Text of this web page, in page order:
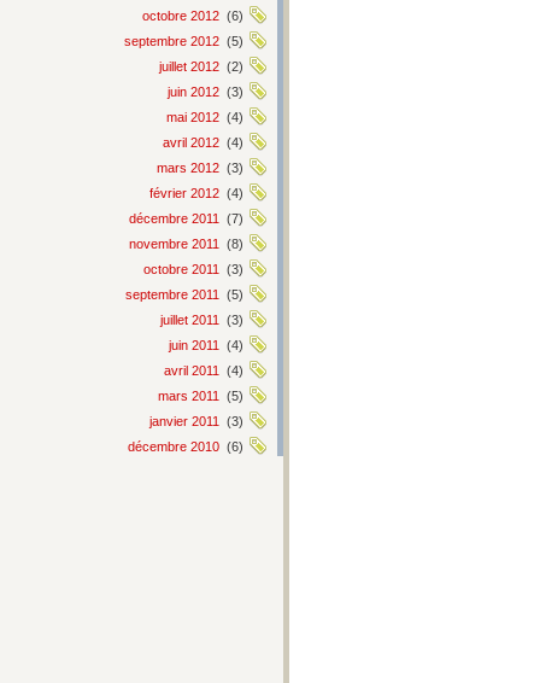
octobre 2012 (6)
septembre 2012 (5)
juillet 2012 (2)
juin 2012 (3)
mai 2012 (4)
avril 2012 (4)
mars 2012 (3)
février 2012 (4)
décembre 2011
(7)
novembre 2011
(8)
octobre 2011
(3)
septembre 2011
(5)
juillet 2011
(3)
juin 2011
(4)
avril 2011
(4)
mars 2011
(5)
janvier 2011
(3)
décembre 2010 (6)